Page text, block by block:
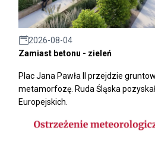
2026-08-04
Zamiast betonu - zieleń
Plac Jana Pawła II przejdzie
metamorfozę. Ruda Śląska
Europejskich.